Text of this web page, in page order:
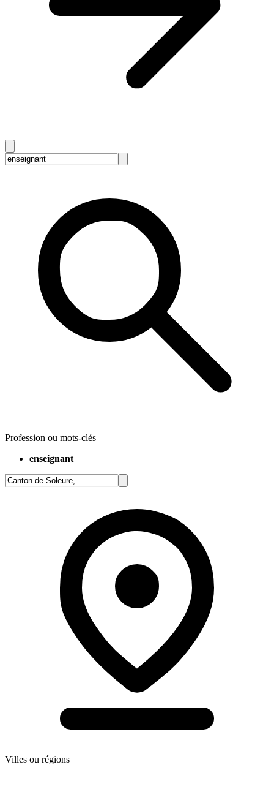
Profession ou mots-clés
enseignant
Villes ou régions